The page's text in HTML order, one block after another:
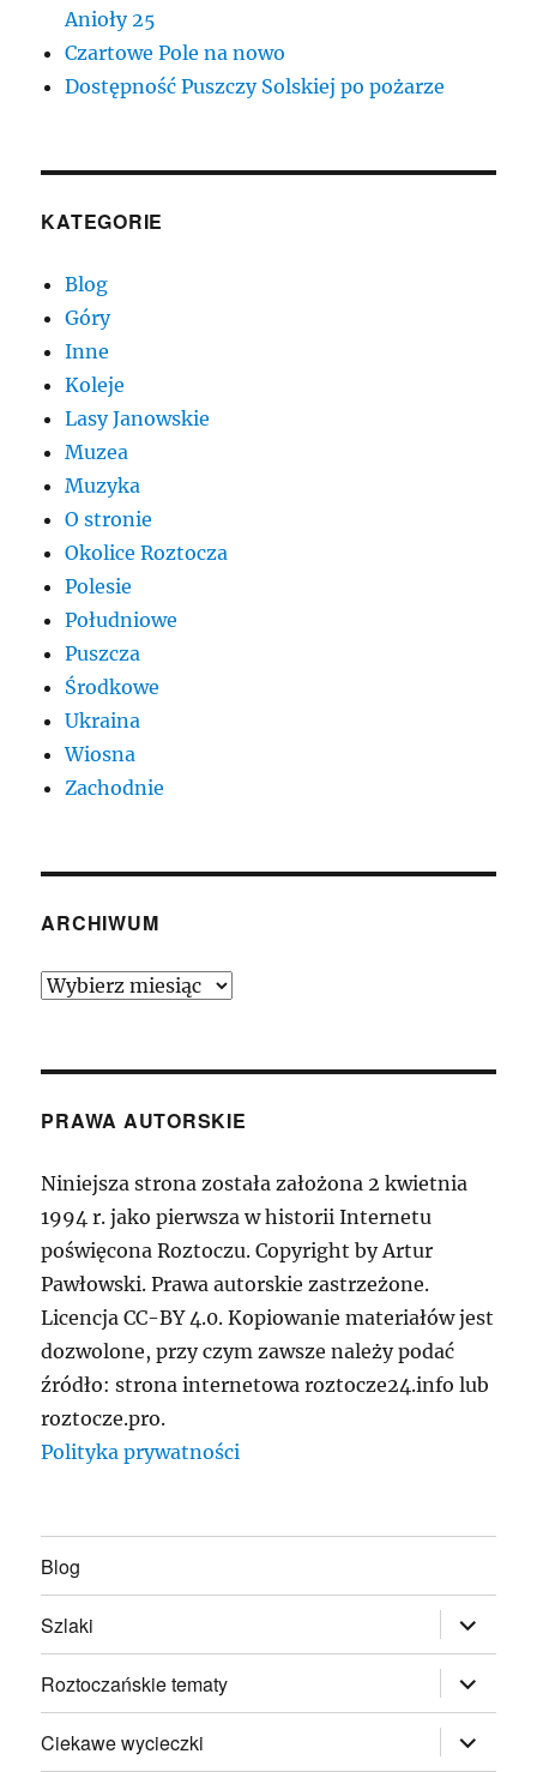
Anioły 25
Czartowe Pole na nowo
Dostępność Puszczy Solskiej po pożarze
KATEGORIE
Blog
Góry
Inne
Koleje
Lasy Janowskie
Muzea
Muzyka
O stronie
Okolice Roztocza
Polesie
Południowe
Puszcza
Środkowe
Ukraina
Wiosna
Zachodnie
ARCHIWUM
Archiwum
PRAWA AUTORSKIE
Niniejsza strona została założona 2 kwietnia
1994 r. jako pierwsza w historii Internetu
poświęcona Roztoczu. Copyright by Artur
Pawłowski. Prawa autorskie zastrzeżone.
Licencja CC-BY 4.0. Kopiowanie materiałów jest
dozwolone, przy czym zawsze należy podać
źródło: strona internetowa roztocze24.info lub
roztocze.pro.
Polityka prywatności
Blog
Szlaki rozwiń
menu
potomne
Roztoczańskie tematy
rozwiń
menu
potomne
Ciekawe wycieczki
rozwiń
menu